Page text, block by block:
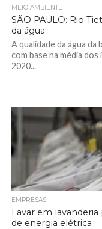
MEIO AMBIENTE
SÃO PAULO: Rio
da água
A qualidade da água
com base na média
2020...
EMPRESAS
Lavar em
de energia elétrica